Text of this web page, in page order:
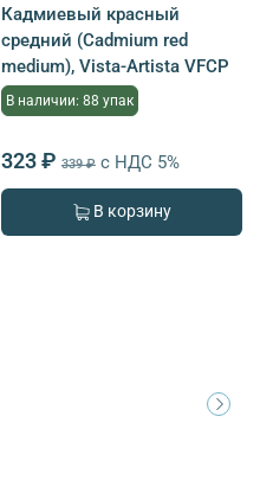
Кадмиевый красный
средний (Cadmium red
medium), Vista-Artista VFCP
В наличии: 88 упак
323 ₽ 339 ₽ с НДС 5%
В корзину